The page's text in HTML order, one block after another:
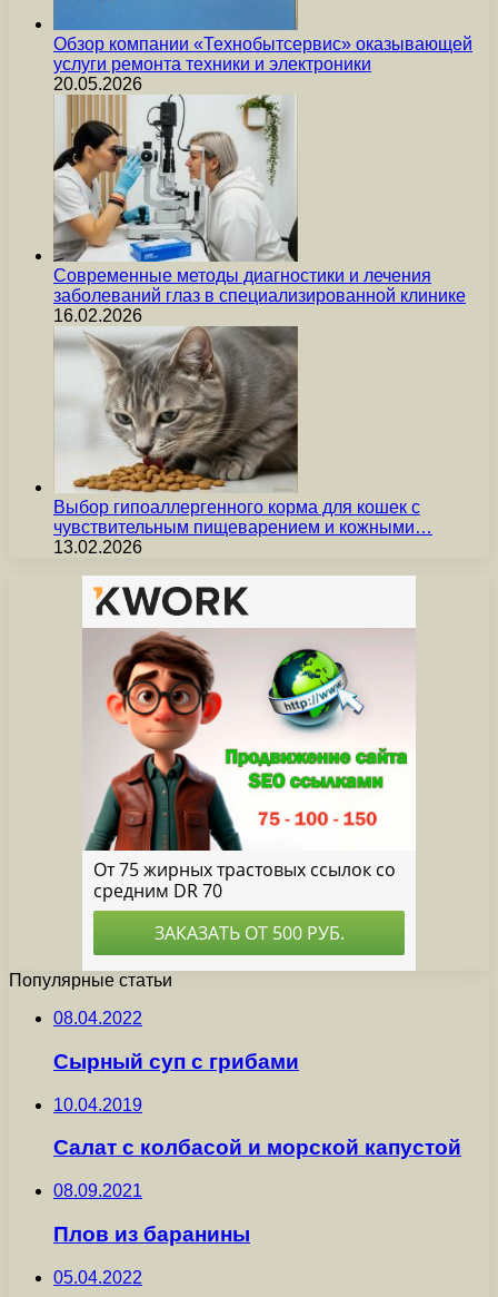
Обзор компании «Технобытсервис» оказывающей
услуги ремонта техники и электроники
20.05.2026
Современные методы диагностики и лечения
заболеваний глаз в специализированной клинике
16.02.2026
Выбор гипоаллергенного корма для кошек с
чувствительным пищеварением и кожными…
13.02.2026
Популярные статьи
08.04.2022
Сырный суп с грибами
10.04.2019
Салат с колбасой и морской капустой
08.09.2021
Плов из баранины
05.04.2022